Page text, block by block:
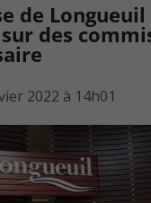
de
des
2022 à 14h01